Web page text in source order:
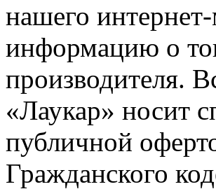
нашего
информацию о
производителя.
«Лаукар» носит
публичной
Гражданского